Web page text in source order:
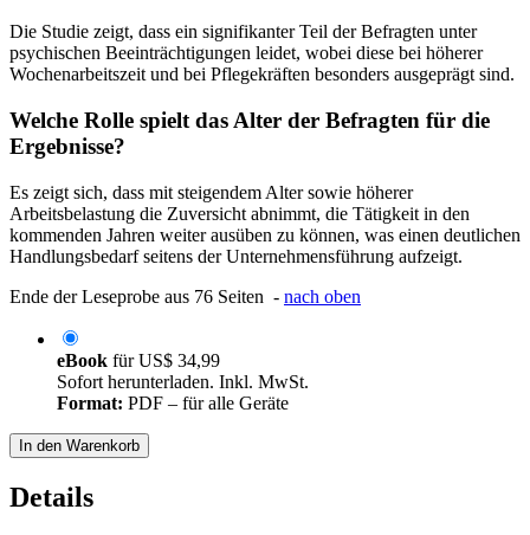
Die Studie zeigt, dass ein signifikanter Teil der Befragten unter
psychischen Beeinträchtigungen leidet, wobei diese bei höherer
Wochenarbeitszeit und bei Pflegekräften besonders ausgeprägt sind.
Welche Rolle spielt das Alter der Befragten für die
Ergebnisse?
Es zeigt sich, dass mit steigendem Alter sowie höherer
Arbeitsbelastung die Zuversicht abnimmt, die Tätigkeit in den
kommenden Jahren weiter ausüben zu können, was einen deutlichen
Handlungsbedarf seitens der Unternehmensführung aufzeigt.
Ende der Leseprobe aus 76 Seiten - nach oben
eBook fürUS$ 34,99
Sofort herunterladen. Inkl. MwSt.
Format: PDF – für alle Geräte
In den Warenkorb
Details